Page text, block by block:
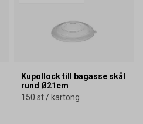
Kupollock till bagasse skål
rund Ø21cm
150 st / kartong